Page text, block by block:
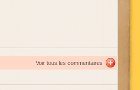
Voir tous les commentaires